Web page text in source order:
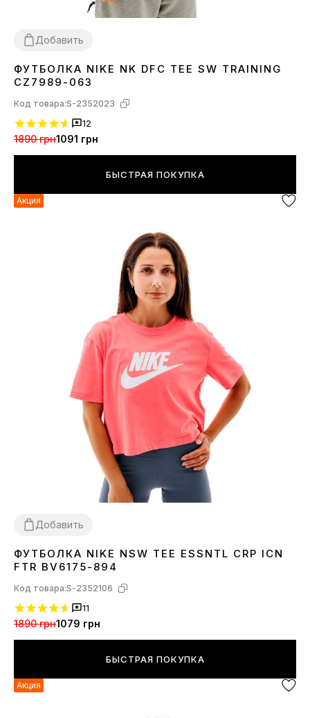
Добавить
S
ФУТБОЛКА NIKE NK DFC TEE SW TRAINING
CZ7989-063
Код товара:S-2352023
12
1890 грн1091 грн
БЫСТРАЯ ПОКУПКА
Акция
Добавить
L
ФУТБОЛКА NIKE NSW TEE ESSNTL CRP ICN
FTR BV6175-894
Код товара:S-2352106
11
1890 грн1079 грн
БЫСТРАЯ ПОКУПКА
Акция